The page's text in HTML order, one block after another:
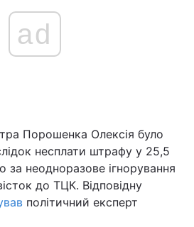
Війна
Політика
ad
Порошенка Олексія було
несплати штрафу у 25,5
за неодноразове ігнорування
до ТЦК. Відповідну
політичний експерт